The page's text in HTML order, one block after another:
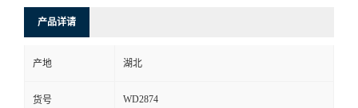
产品详请
产地 湖北
货号 WD2874